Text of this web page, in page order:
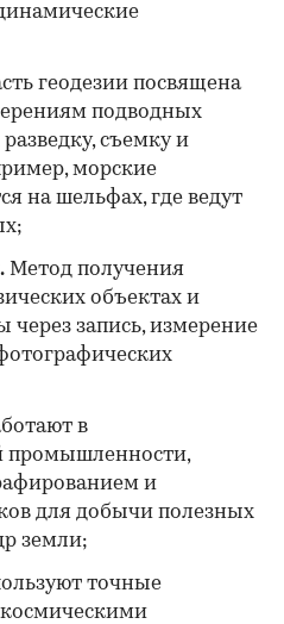
геодезии посвящена
подводных
съемку и
морские
на шельфах, где ведут
Метод получения
объектах и
запись, измерение
в
промышленности,
и
для добычи полезных
земли;
точные